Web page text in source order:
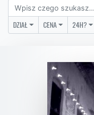
DZIAŁ CENA 24H?